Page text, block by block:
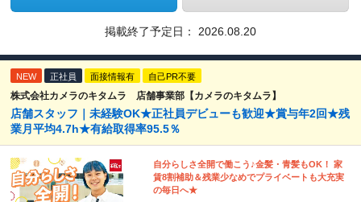
掲載終了予定日： 2026.08.20
NEW 正社員 面接情報有 自己PR不要
株式会社カメラのキタムラ 店舗事業部【カメラのキタムラ】
店舗スタッフ｜未経験OK★正社員デビューも歓迎★賞与年2回★残
業月平均4.7h★有給取得率95.5％
自分らしさ全開で働こう♪金髪・青髪もOK！ 家
賃8割補助＆残業少なめでプライベートも大充実
の毎日へ★